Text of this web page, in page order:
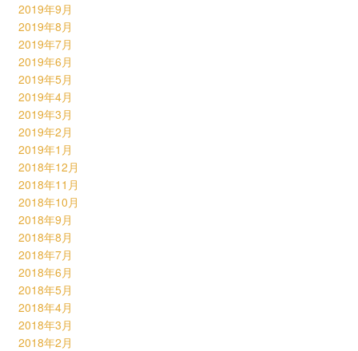
2019年9月
2019年8月
2019年7月
2019年6月
2019年5月
2019年4月
2019年3月
2019年2月
2019年1月
2018年12月
2018年11月
2018年10月
2018年9月
2018年8月
2018年7月
2018年6月
2018年5月
2018年4月
2018年3月
2018年2月